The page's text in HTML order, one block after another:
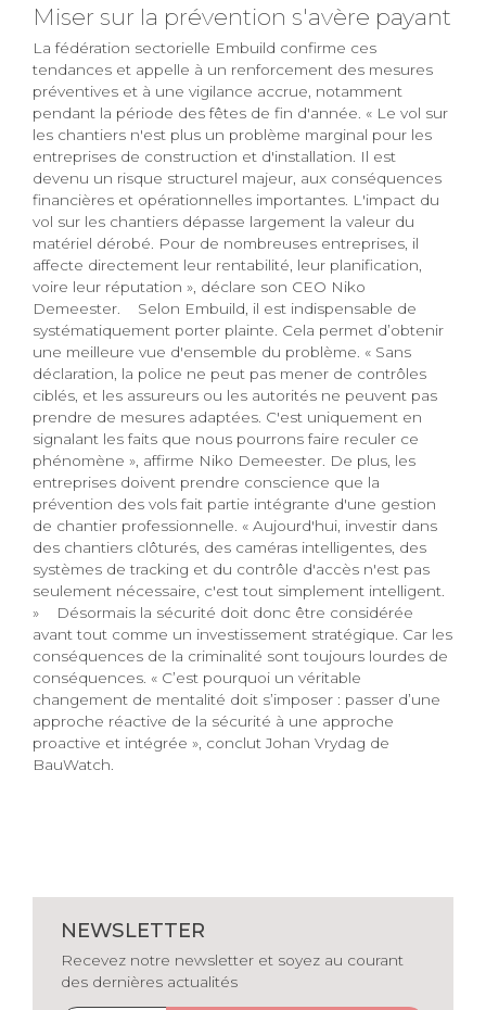
Miser sur la prévention s'avère payant
La fédération sectorielle Embuild confirme ces
tendances et appelle à un renforcement des mesures
préventives et à une vigilance accrue, notamment
pendant la période des fêtes de fin d'année. « Le vol sur
les chantiers n'est plus un problème marginal pour les
entreprises de construction et d'installation. Il est
devenu un risque structurel majeur, aux conséquences
financières et opérationnelles importantes. L'impact du
vol sur les chantiers dépasse largement la valeur du
matériel dérobé. Pour de nombreuses entreprises, il
affecte directement leur rentabilité, leur planification,
voire leur réputation », déclare son CEO Niko
Demeester. Selon Embuild, il est indispensable de
systématiquement porter plainte. Cela permet d’obtenir
une meilleure vue d'ensemble du problème. « Sans
déclaration, la police ne peut pas mener de contrôles
ciblés, et les assureurs ou les autorités ne peuvent pas
prendre de mesures adaptées. C'est uniquement en
signalant les faits que nous pourrons faire reculer ce
phénomène », affirme Niko Demeester. De plus, les
entreprises doivent prendre conscience que la
prévention des vols fait partie intégrante d'une gestion
de chantier professionnelle. « Aujourd'hui, investir dans
des chantiers clôturés, des caméras intelligentes, des
systèmes de tracking et du contrôle d'accès n'est pas
seulement nécessaire, c'est tout simplement intelligent.
» Désormais la sécurité doit donc être considérée
avant tout comme un investissement stratégique. Car les
conséquences de la criminalité sont toujours lourdes de
conséquences. « C’est pourquoi un véritable
changement de mentalité doit s’imposer : passer d’une
approche réactive de la sécurité à une approche
proactive et intégrée », conclut Johan Vrydag de
BauWatch.
NEWSLETTER
Recevez notre newsletter et soyez au courant
des dernières actualités